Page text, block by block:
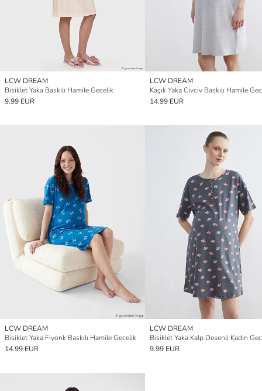
LCW DREAM
Bisiklet Yaka Baskılı Hamile Gecelik
9.99 EUR
LCW DREAM
Kaçık Yaka Civciv Baskılı Hamile
14.99 EUR
LCW DREAM
Bisiklet Yaka Fiyonk Baskılı Hamile Gecelik
14.99 EUR
LCW DREAM
Bisiklet Yaka Kalp Desenli Kadın
9.99 EUR